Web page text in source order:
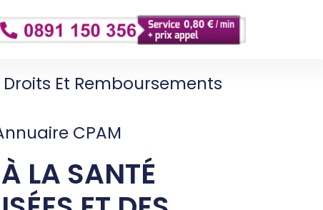
Droits Et Remboursements
CPAM
LA SANTÉ